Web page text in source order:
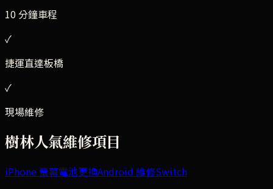
10 分鐘車程
✓
捷運直達板橋
✓
現場維修
樹林人氣維修項目
iPhone 螢幕電池更換Android 維修Switch